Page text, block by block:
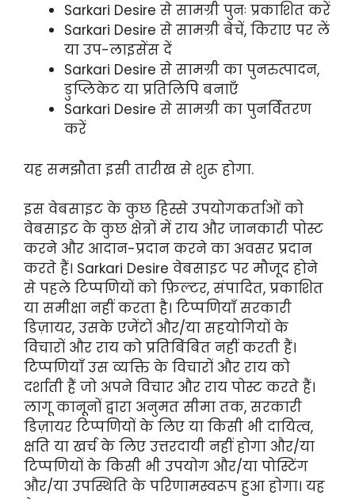
Sarkari Desire से सामग्री पुनः प्रकाशित करें
Sarkari Desire से सामग्री बेचें, किराए पर लें
या उप-लाइसेंस दें
Sarkari Desire से सामग्री का पुनरुत्पादन,
डुप्लिकेट या प्रतिलिपि बनाएँ
Sarkari Desire से सामग्री का पुनर्वितरण
करें
यह समझौता इसी तारीख से शुरू होगा.
इस वेबसाइट के कुछ हिस्से उपयोगकर्ताओं को
वेबसाइट के कुछ क्षेत्रों में राय और जानकारी पोस्ट
करने और आदान-प्रदान करने का अवसर प्रदान
करते हैं। Sarkari Desire वेबसाइट पर मौजूद होने
से पहले टिप्पणियों को फ़िल्टर, संपादित, प्रकाशित
या समीक्षा नहीं करता है। टिप्पणियाँ सरकारी
डिज़ायर, उसके एजेंटों और/या सहयोगियों के
विचारों और राय को प्रतिबिंबित नहीं करती हैं।
टिप्पणियाँ उस व्यक्ति के विचारों और राय को
दर्शाती हैं जो अपने विचार और राय पोस्ट करते हैं।
लागू कानूनों द्वारा अनुमत सीमा तक, सरकारी
डिज़ायर टिप्पणियों के लिए या किसी भी दायित्व,
क्षति या खर्च के लिए उत्तरदायी नहीं होगा और/या
टिप्पणियों के किसी भी उपयोग और/या पोस्टिंग
और/या उपस्थिति के परिणामस्वरूप हुआ होगा। यह